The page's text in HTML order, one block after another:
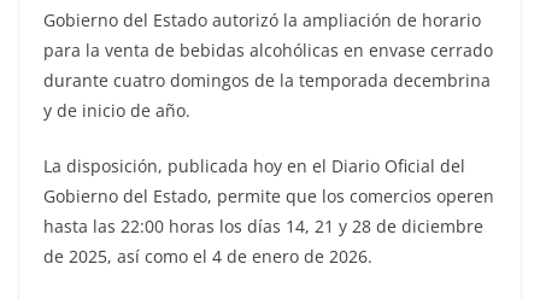
Gobierno del Estado autorizó la ampliación de horario
para la venta de bebidas alcohólicas en envase cerrado
durante cuatro domingos de la temporada decembrina
y de inicio de año.
La disposición, publicada hoy en el Diario Oficial del
Gobierno del Estado, permite que los comercios operen
hasta las 22:00 horas los días 14, 21 y 28 de diciembre
de 2025, así como el 4 de enero de 2026.